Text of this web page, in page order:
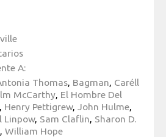
A:
Thomas, Bagman, Caréll
McCarthy, El Hombre Del
, Henry Pettigrew, John Hulme,
Linpow, Sam Claflin, Sharon D.
, William Hope